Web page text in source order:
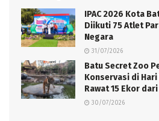
IPAC 2026 Kota
Diikuti 75 Atlet
Negara
31/07/2026
‎Batu Secret Zoo
Konservasi di
Rawat 15 Ekor
30/07/2026